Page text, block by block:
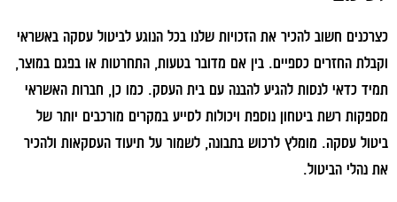
כצרכנים חשוב להכיר את הזכויות שלנו בכל הנוגע לביטול עסקה באשראי
וקבלת החזרים כספיים. בין אם מדובר בטעות, התחרטות או בפגם במוצר,
תמיד כדאי לנסות להגיע להבנה עם בית העסק. כמו כן, חברות האשראי
מספקות רשת ביטחון נוספת ויכולות לסייע במקרים מורכבים יותר של
ביטול עסקה. מומלץ לרכוש בתבונה, לשמור על תיעוד העסקאות ולהכיר
את נהלי הביטול.